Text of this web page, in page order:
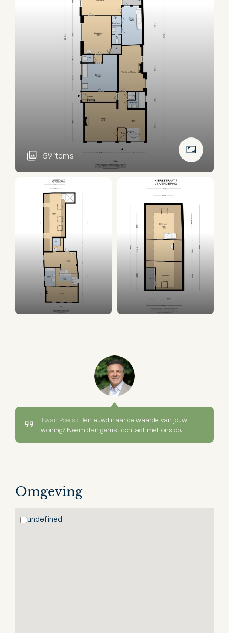
59 items
Twan Poels : Benieuwd naar de waarde van jouw
woning? Neem dan gerust contact met ons op.
Omgeving
undefined